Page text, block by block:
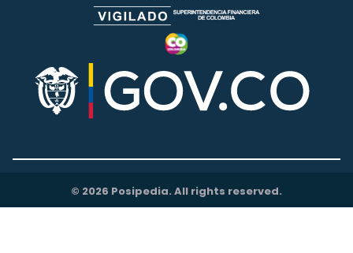
© 2026 Posipedia. All rights reserved.